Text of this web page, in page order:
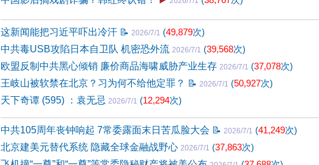
这新闻能把习近平吓出冷汗 📝 2026/7/1 (49,879次)
中共毒USB攻陷日本自卫队 机密恐外流 2026/7/1 (39,568次)
欧盟反制中共黑心倾销 廉价商品海啸威胁产业生存 2026/7/1 (37,078次)
王岐山被软禁在北京？习为何不给他定罪？ 📝 2026/7/1 (50,927次)
天下奇谭 (595) ：袁无忌 2026/7/1 (12,294次)
中共105周年丧钟响起 7常委露面末日苦瓜脸大会 📝 2026/7/1 (41,249次)
北京建美元替代系统 隐藏全球金融战野心 2026/7/1 (37,863次)